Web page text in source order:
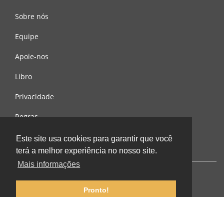
Este site usa cookies para garantir que você
terá a melhor experiência no nosso site.
Mais informações
Pronto!
Sobre nós
Equipe
Apoie-nos
Libro
Privacidade
Regras
Contacte-nos